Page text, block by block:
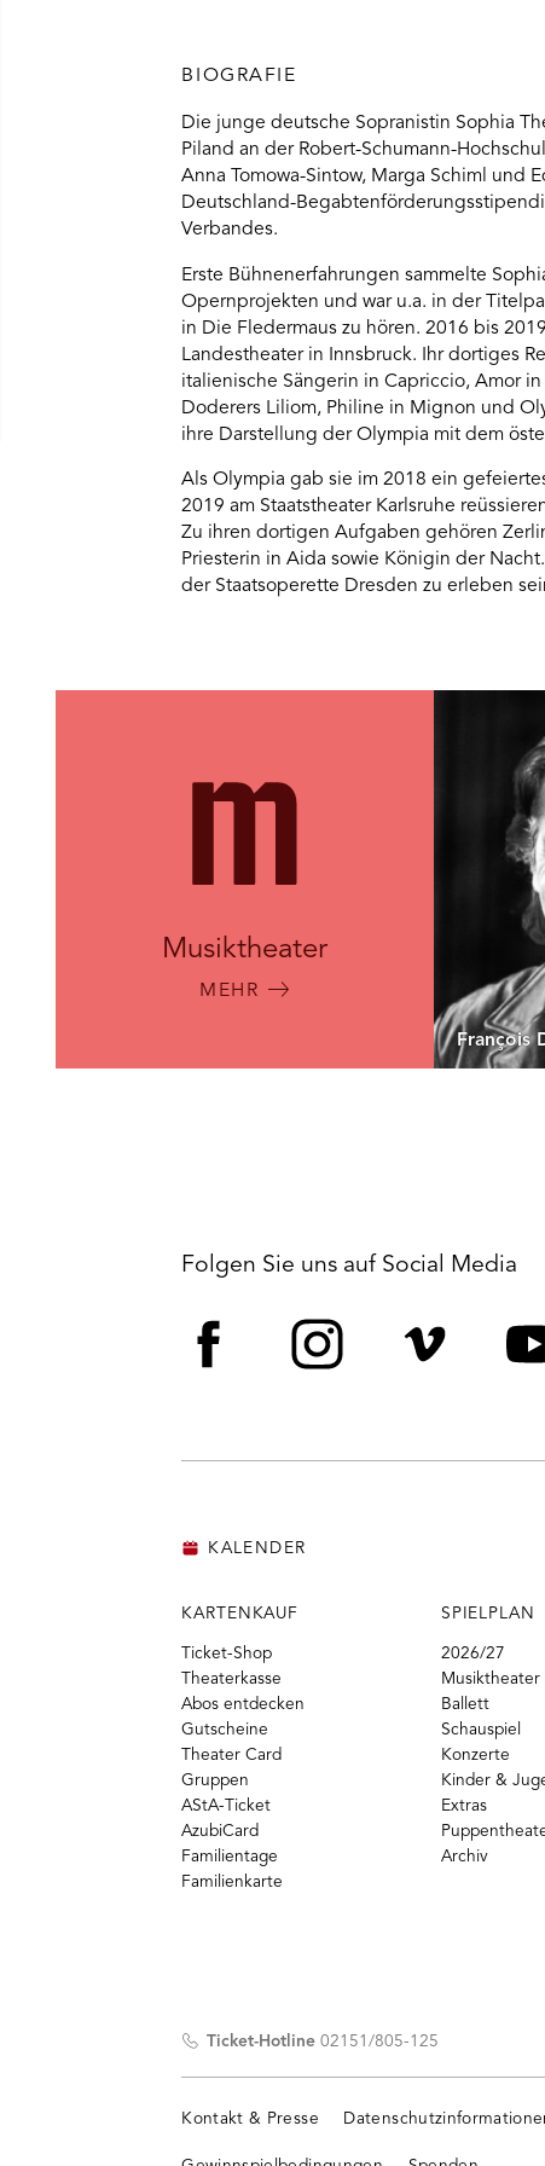
BIOGRAFIE
Die junge deutsche Sopranistin Sophia
Piland an der Robert-Schumann-
Anna Tomowa-Sintow, Marga Schiml und
Deutschland-
Verbandes.
Erste Bühnenerfahrungen sammelte
Opernprojekten und war u.a. in der
in Die Fledermaus zu hören. 2016 bis
Landestheater in Innsbruck. Ihr dortiges
italienische Sängerin in Capriccio, Amor
Doderers Liliom, Philine in Mignon und
ihre Darstellung der Olympia mit dem
Als Olympia gab sie im 2018 ein
2019 am Staatstheater Karlsruhe
Zu ihren dortigen Aufgaben gehören
Priesterin in Aida sowie Königin der
der Staatsoperette Dresden zu erleben
Musiktheater
MEHR
François
Folgen Sie uns auf Social Media
KALENDER
KARTENKAUF
Ticket-Shop
Theaterkasse
Abos entdecken
Gutscheine
Theater Card
Gruppen
AStA-Ticket
AzubiCard
Familientage
Familienkarte
SPIELPLAN
2026/27
Musiktheater
Ballett
Schauspiel
Konzerte
Kinder &
Extras
Archiv
Ticket-Hotline02151/805-125
Kontakt & Presse